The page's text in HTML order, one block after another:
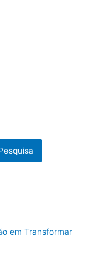
em Transformar